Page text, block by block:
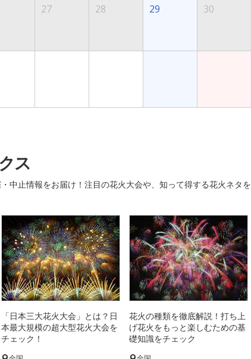
27 28 29 30
ス
中止情報をお届け！注目の花火大会や、知って得する花火ネタを
「日本三大花火大会」とは？日
本最大規模の超大型花火大会を
チェック！
花火の種類を徹底解説！打ち上
げ花火をもっと楽しむための基
礎知識をチェック